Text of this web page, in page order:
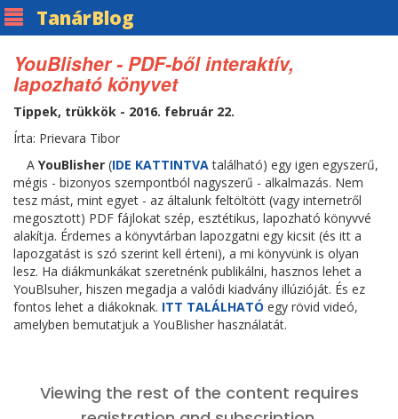
TanárBlog
YouBlisher - PDF-ből interaktív,
lapozható könyvet
Tippek, trükkök - 2016. február 22.
Írta: Prievara Tibor
A YouBlisher (IDE KATTINTVAtalálható) egy igen egyszerű,
mégis - bizonyos szempontból nagyszerű - alkalmazás. Nem
tesz mást, mint egyet - az általunk feltöltött (vagy internetről
megosztott) PDF fájlokat szép, esztétikus, lapozható könyvvé
alakítja. Érdemes a könyvtárban lapozgatni egy kicsit (és itt a
lapozgatást is szó szerint kell érteni), a mi könyvünk is olyan
lesz. Ha diákmunkákat szeretnénk publikálni, hasznos lehet a
YouBlsuher, hiszen megadja a valódi kiadvány illúzióját. És ez
fontos lehet a diákoknak. ITT TALÁLHATÓ egy rövid videó,
amelyben bemutatjuk a YouBlisher használatát.